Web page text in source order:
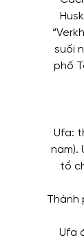
suối
phố
Ufa:
nam).
tổ
Ufa